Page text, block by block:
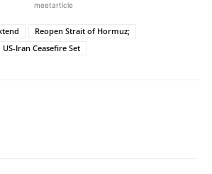
meetarticle
Reopen Strait of Hormuz;
US-Iran Ceasefire Set